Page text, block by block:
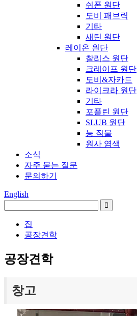
쉬폰 원단
도비 패브릭
기타
새틴 원단
레이온 원단
찰리스 원단
크레이프 원단
도비&자카드
라이크라 원단
기타
포플린 원단
SLUB 원단
능 직물
원사 염색
소식
자주 묻는 질문
문의하기
English
집
공장견학
공장견학
창고